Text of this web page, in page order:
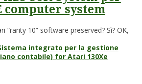
computer system
“rarity 10” software preserved? Sì? OK,
integrato per la gestione
contabile) for Atari 130Xe